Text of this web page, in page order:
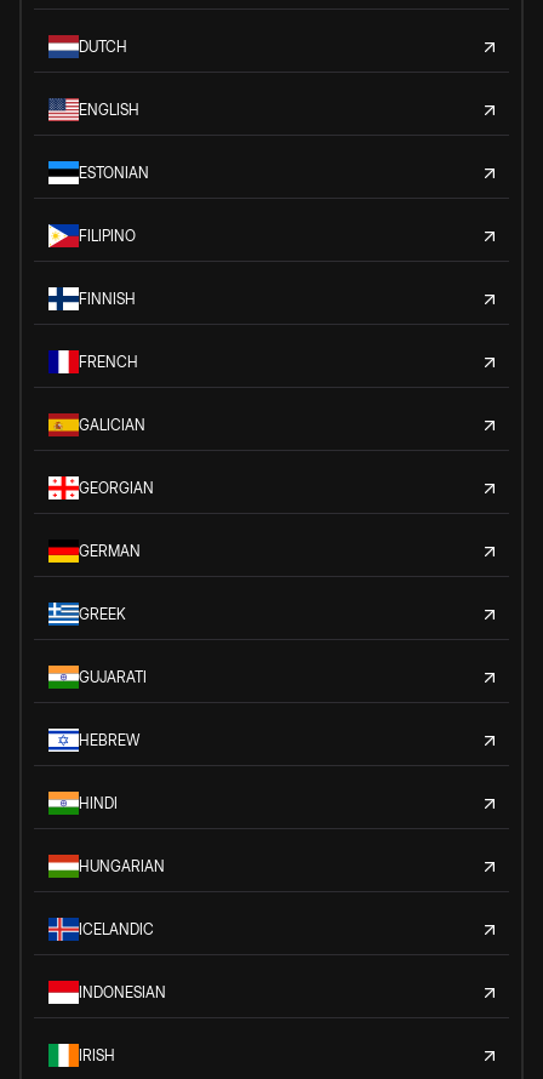
DUTCH
ENGLISH
ESTONIAN
FILIPINO
FINNISH
FRENCH
GALICIAN
GEORGIAN
GERMAN
GREEK
GUJARATI
HEBREW
HINDI
HUNGARIAN
ICELANDIC
INDONESIAN
IRISH